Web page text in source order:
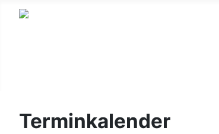
Terminkalender